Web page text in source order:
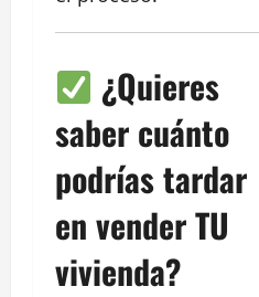
¿Quieres
saber cuánto
podrías tardar
en vender TU
vivienda?